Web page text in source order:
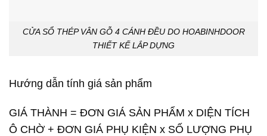
CỬA SỔ THÉP VÂN GỖ 4 CÁNH ĐỀU DO HOABINHDOOR
THIẾT KẾ LẮP DỰNG
Hướng dẫn tính giá sản phẩm
GIÁ THÀNH = ĐƠN GIÁ SẢN PHẨM x DIỆN TÍCH
Ô CHỜ + ĐƠN GIÁ PHỤ KIỆN x SỐ LƯỢNG PHỤ